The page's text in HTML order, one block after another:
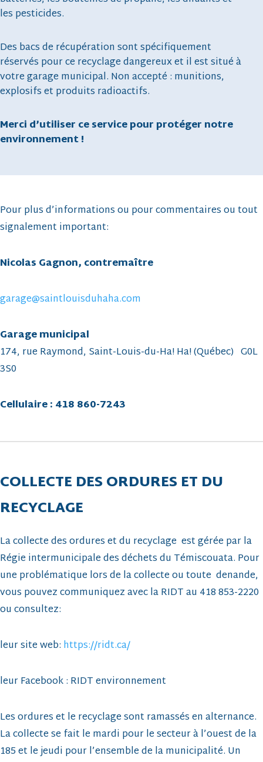
les pesticides.
Des bacs de récupération sont spécifiquement
réservés pour ce recyclage dangereux et il est situé à
votre garage municipal. Non accepté : munitions,
explosifs et produits radioactifs.
Merci d’utiliser ce service pour protéger notre
environnement !
Pour plus d’informations ou pour commentaires ou tout
signalement important:
Nicolas Gagnon, contremaître
garage@saintlouisduhaha.com
Garage municipal
174, rue Raymond, Saint-Louis-du-Ha! Ha! (Québec) G0L
3S0
Cellulaire : 418 860-7243
COLLECTE DES ORDURES ET DU
RECYCLAGE
La collecte des ordures et du recyclage est gérée par la
Régie intermunicipale des déchets du Témiscouata. Pour
une problématique lors de la collecte ou toute denande,
vous pouvez communiquez avec la RIDT au 418 853-2220
ou consultez:
leur site web: https://ridt.ca/
leur Facebook : RIDT environnement
Les ordures et le recyclage sont ramassés en alternance.
La collecte se fait le mardi pour le secteur à l’ouest de la
185 et le jeudi pour l’ensemble de la municipalité. Un